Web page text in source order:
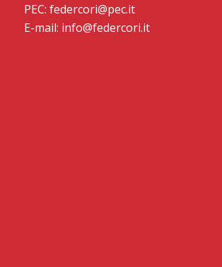
PEC: federcori@pec.it
E-mail: info@federcori.it